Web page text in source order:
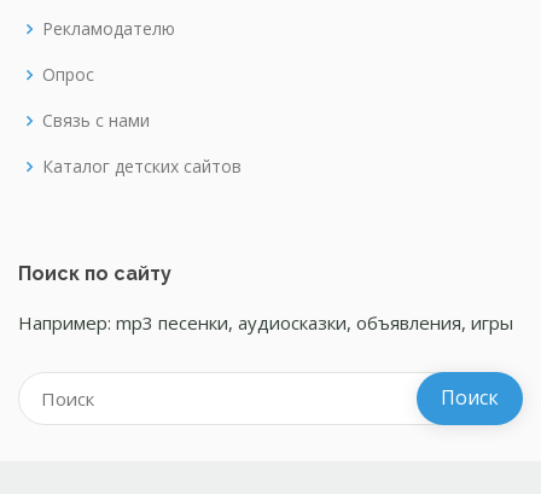
Рекламодателю
Опрос
Связь с нами
Каталог детских сайтов
Поиск по сайту
Например: mp3 песенки, аудиосказки, объявления, игры